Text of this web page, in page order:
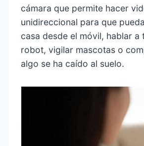
cámara que permite hacer
unidireccional para que
casa desde el móvil, hablar a
robot, vigilar mascotas o
algo se ha caído al suelo.